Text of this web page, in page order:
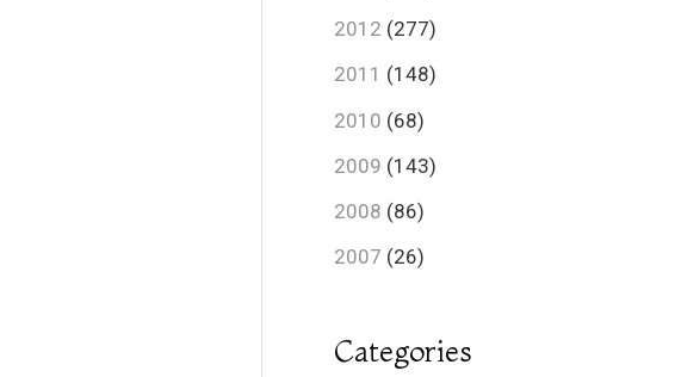
2012 (277)
2011 (148)
2010 (68)
2009 (143)
2008 (86)
2007 (26)
Categories